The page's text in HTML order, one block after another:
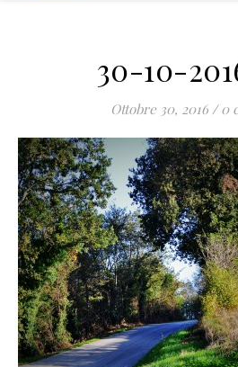
30-10-
Ottobre 30, 2016 / 0